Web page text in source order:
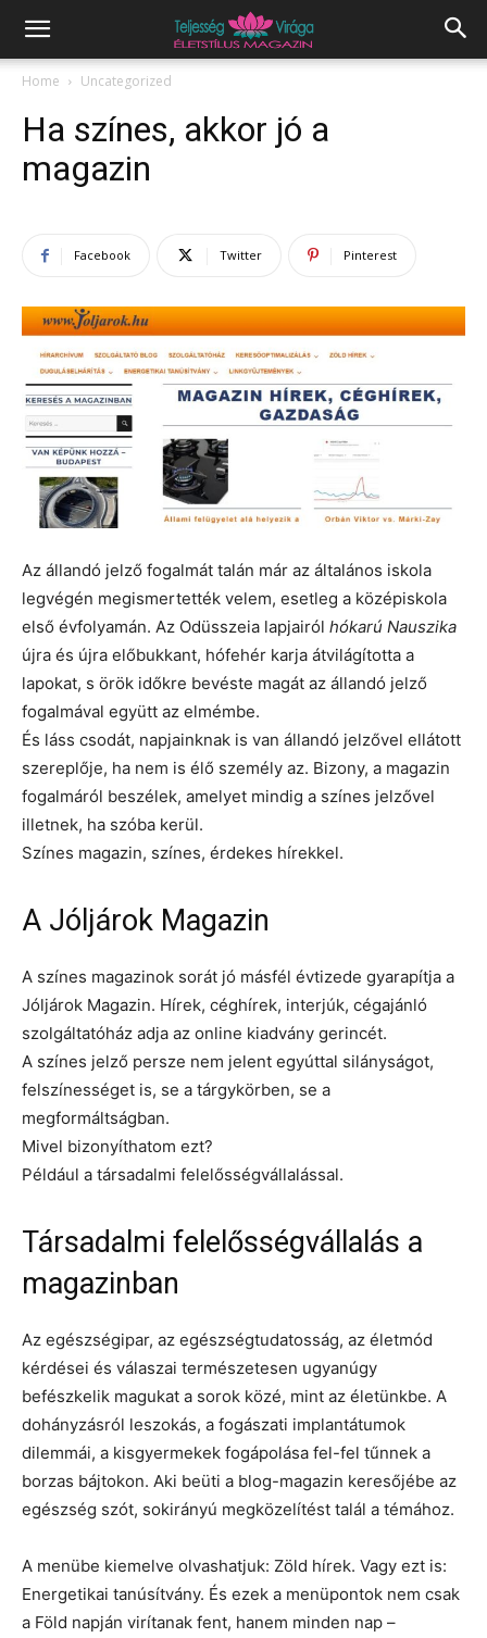
Home Uncategorized
Ha színes, akkor jó a
magazin
Facebook Twitter Pinterest
Az állandó jelző fogalmát talán már az általános iskola
legvégén megismertették velem, esetleg a középiskola
első évfolyamán. Az Odüsszeia lapjairól hókarú Nauszika
újra és újra előbukkant, hófehér karja átvilágította a
lapokat, s örök időkre bevéste magát az állandó jelző
fogalmával együtt az elmémbe.
És láss csodát, napjainknak is van állandó jelzővel ellátott
szereplője, ha nem is élő személy az. Bizony, a magazin
fogalmáról beszélek, amelyet mindig a színes jelzővel
illetnek, ha szóba kerül.
Színes magazin, színes, érdekes hírekkel.
A Jóljárok Magazin
A színes magazinok sorát jó másfél évtizede gyarapítja a
Jóljárok Magazin. Hírek, céghírek, interjúk, cégajánló
szolgáltatóház adja az online kiadvány gerincét.
A színes jelző persze nem jelent egyúttal silányságot,
felszínességet is, se a tárgykörben, se a
megformáltságban.
Mivel bizonyíthatom ezt?
Például a társadalmi felelősségvállalással.
Társadalmi felelősségvállalás a
magazinban
Az egészségipar, az egészségtudatosság, az életmód
kérdései és válaszai természetesen ugyanúgy
befészkelik magukat a sorok közé, mint az életünkbe. A
dohányzásról leszokás, a fogászati implantátumok
dilemmái, a kisgyermekek fogápolása fel-fel tűnnek a
borzas bájtokon. Aki beüti a blog-magazin keresőjébe az
egészség szót, sokirányú megközelítést talál a témához.
A menübe kiemelve olvashatjuk: Zöld hírek. Vagy ezt is:
Energetikai tanúsítvány. És ezek a menüpontok nem csak
a Föld napján virítanak fent, hanem minden nap –